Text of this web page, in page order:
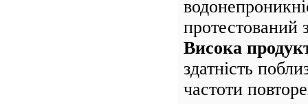
протестований
Висока
здатність
частоти